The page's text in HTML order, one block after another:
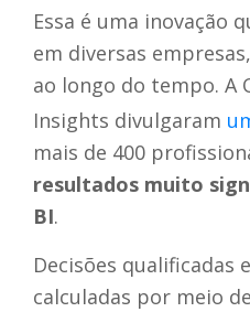
Essa é uma inovação
em diversas
ao longo do tempo. A
Insights divulgaram
mais de 400
resultados muito
BI.
Decisões qualificadas
calculadas por meio